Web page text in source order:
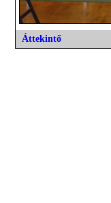
Áttekintő